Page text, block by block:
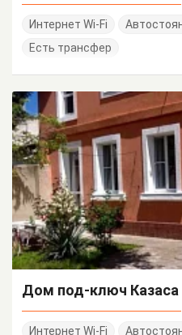
Интернет Wi-Fi
Есть трансфер
Дом под-ключ Казаса
Интернет Wi-Fi